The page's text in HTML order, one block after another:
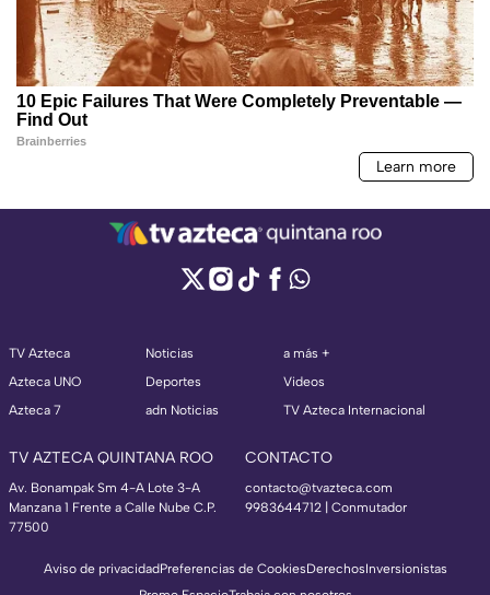
TV Azteca
Azteca UNO
Azteca 7
Noticias
Deportes
adn Noticias
a más +
Videos
TV Azteca Internacional
TV AZTECA QUINTANA ROO
Av. Bonampak Sm 4-A Lote 3-A
Manzana 1 Frente a Calle Nube C.P.
77500
CONTACTO
contacto@tvazteca.com
9983644712 | Conmutador
Aviso de privacidadPreferencias de CookiesDerechosInversionistas